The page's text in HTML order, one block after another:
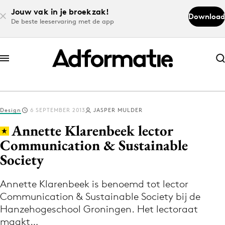
Jouw vak in je broekzak!
De beste leeservaring met de app
Download
Abonneer nu
Abonneer nu
Log in
Volg het laatste nieuws via de Adformatie
Nieuws app
Design 6 SEPTEMBER 2013 JASPER MULDER
Annette Klarenbeek lector
Communication & Sustainable
Society
Annette Klarenbeek is benoemd tot lector
Communication & Sustainable Society bij de
Hanzehogeschool Groningen. Het lectoraat
maakt…